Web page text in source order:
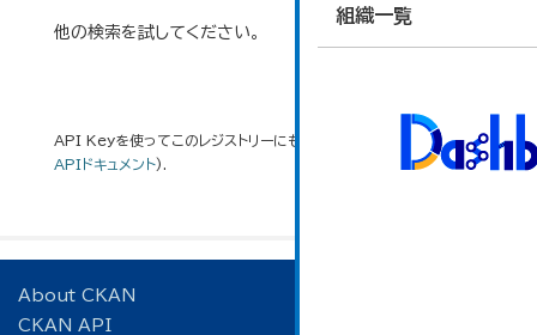
組織一覧
他の検索を試してください。
API Keyを使ってこのレジストリーにもアクセス可能です API (see
APIドキュメント).
About CKAN
CKAN API